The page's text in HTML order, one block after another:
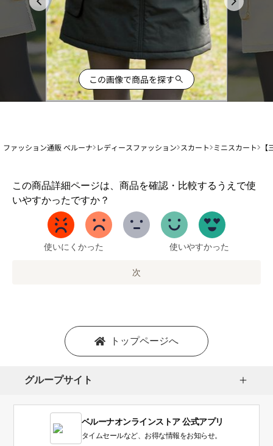
この画像で商品を探す
ファッション通販 ベルーナ レディースファッション スカート ミニスカート
この商品詳細ページは、商品を確認・比較するうえで使
いやすかったですか？
1
か
使いにくかった 使いやすかった
次
トップページへ
グループサイト
ベルーナオンラインストア 公式アプリ
タイムセールなど、お得な情報をお知らせ。